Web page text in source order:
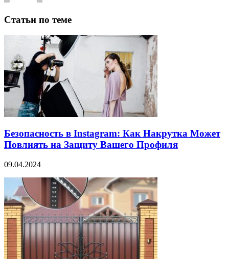
Статьи по теме
Безопасность в Instagram: Как Накрутка Может
Повлиять на Защиту Вашего Профиля
09.04.2024